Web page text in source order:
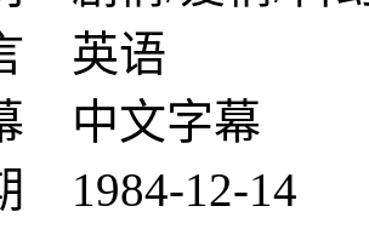
英语
文字幕
1984-12-14